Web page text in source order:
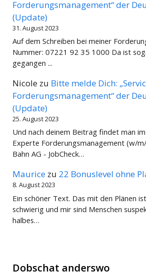
Forderungsmanagement“ der
(Update)
31. August 2023
Auf dem Schreiben bei meiner
Nummer: 07221 92 35 1000 Da ist
gegangen ...
Nicole zu Bitte melde Dich:
Forderungsmanagement“ der
(Update)
25. August 2023
Und nach deinem Beitrag findet man
Experte Forderungsmanagement (w/
Bahn AG - JobCheck…
Maurice zu 22 Bonuslevel ohne
8. August 2023
Ein schöner Text. Das mit den Plänen
schwierig und mir sind Menschen
halbes…
Dobschat anderswo